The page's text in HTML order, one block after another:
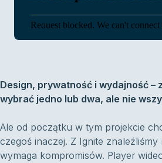
Design, prywatność i wydajność –
wybrać jedno lub dwa, ale nie
Ale od początku w tym projekcie
czegoś inaczej. Z Ignite
wymaga kompromisów. Player